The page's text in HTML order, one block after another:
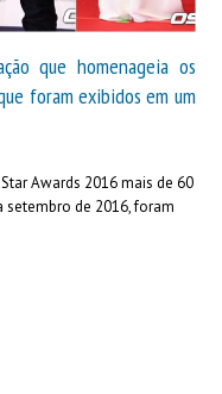
que homenageia os
foram exibidos em um
Awards 2016 mais de 60
setembro de 2016, foram